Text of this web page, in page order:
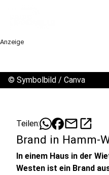
Anzeige
© Symbolbild / Canva
Teilen: mailopen_in_new
Brand in Hamm-
In einem Haus in der
Westen ist ein Brand